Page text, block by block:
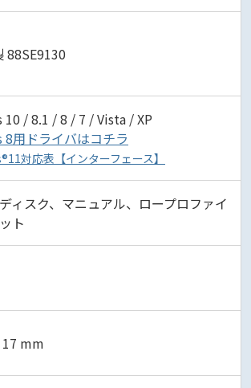
88SE9130
/ 8.1 / 8 / 7 / Vista / XP
用ドライバはコチラ
対応表【インターフェース】
ィスク、マニュアル、ロープロファイ
ト
mm